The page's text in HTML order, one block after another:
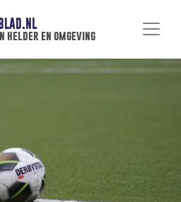
helder en omgeving